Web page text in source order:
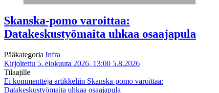
Skanska-pomo varoittaa:
Datakeskustyömaita uhkaa osaajapula
Pääkategoria Infra
Kirjoitettu 5. elokuuta 2026, 13:00 5.8.2026
Tilaajille
Ei kommentteja artikkeliin Skanska-pomo varoittaa:
Datakeskustyömaita uhkaa osaajapula